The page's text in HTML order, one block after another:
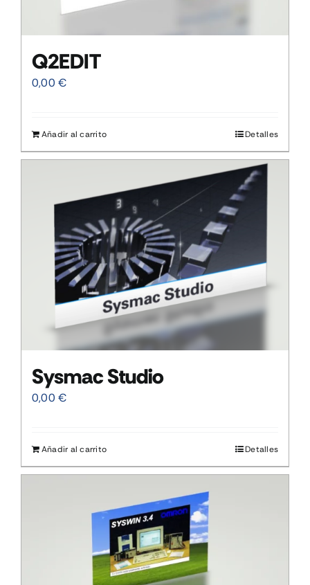
Q2EDIT
0,00€
Añadir al carrito Detalles
Sysmac Studio
0,00€
Añadir al carrito Detalles